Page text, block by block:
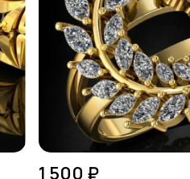
1 500 ₽